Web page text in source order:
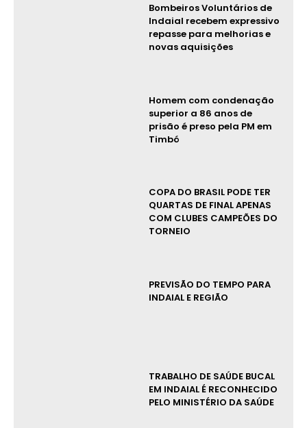
Bombeiros Voluntários de
Indaial recebem expressivo
repasse para melhorias e
novas aquisições
Homem com condenação
superior a 86 anos de
prisão é preso pela PM em
Timbó
COPA DO BRASIL PODE TER
QUARTAS DE FINAL APENAS
COM CLUBES CAMPEÕES DO
TORNEIO
PREVISÃO DO TEMPO PARA
INDAIAL E REGIÃO
TRABALHO DE SAÚDE BUCAL
EM INDAIAL É RECONHECIDO
PELO MINISTÉRIO DA SAÚDE